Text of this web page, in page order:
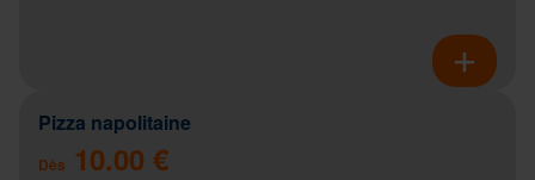
Pizza napolitaine
Dès 10.00 €